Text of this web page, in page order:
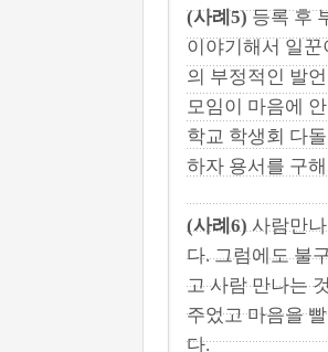
(사례5)등록 후
이야기해서 일
의 부정적인 발
모임이 마음에
학교 학생회 다
하자 용서를 구
(사례6)사람만나
다. 그럼에도 불
고 사람 만나는
주었고 마음을
다.